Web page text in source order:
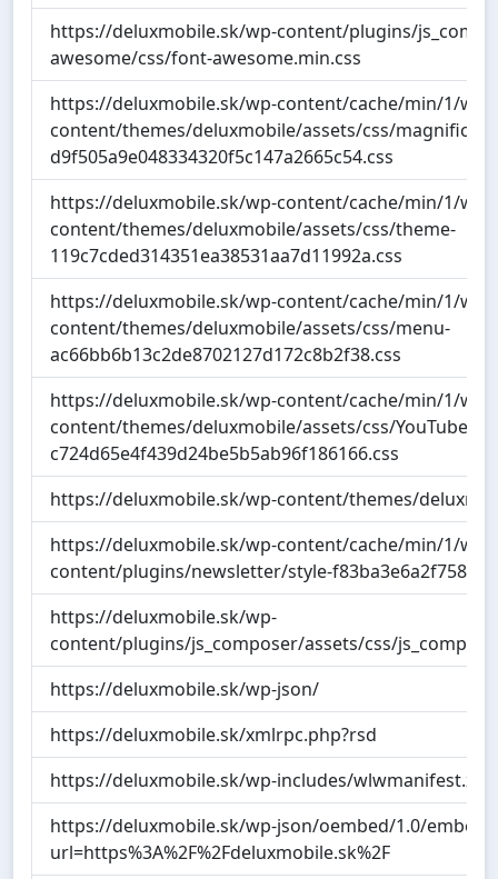
https://deluxmobile.sk/wp-content/plugins/
awesome/css/font-awesome.min.css
https://deluxmobile.sk/wp-content/cache/min/1/wp-
content/themes/deluxmobile/assets/css/magnific-
d9f505a9e048334320f5c147a2665c54.css
https://deluxmobile.sk/wp-content/cache/min/1/wp-
content/themes/deluxmobile/assets/css/theme-
119c7cded314351ea38531aa7d11992a.css
https://deluxmobile.sk/wp-content/cache/min/1/wp-
content/themes/deluxmobile/assets/css/menu-
ac66bb6b13c2de8702127d172c8b2f38.css
https://deluxmobile.sk/wp-content/cache/min/1/wp-
content/themes/deluxmobile/assets/css/
c724d65e4f439d24be5b5ab96f186166.css
https://deluxmobile.sk/wp-content/themes/
https://deluxmobile.sk/wp-content/cache/min/1/wp-
content/plugins/newsletter/style-
https://deluxmobile.sk/wp-
content/plugins/js_composer/assets/css/
https://deluxmobile.sk/wp-json/
https://deluxmobile.sk/xmlrpc.php?rsd
https://deluxmobile.sk/wp-includes/wlwmanifest.xml
https://deluxmobile.sk/wp-json/oembed/1.0/embed?
url=https%3A%2F%2Fdeluxmobile.sk%2F